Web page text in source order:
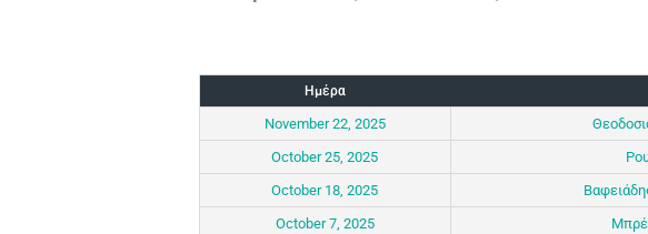
Ημέρα
November 22, 2025
October 25, 2025
October 18, 2025
October 7, 2025